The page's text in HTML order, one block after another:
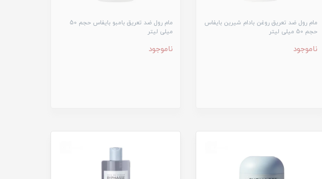
مام رول ضد تعریق روغن بادام شیرین بایفاس
حجم 50 میلی لیتر
ناموجود
مام رول ضد تعریق بامبو بایفاس حجم 50
میلی لیتر
ناموجود